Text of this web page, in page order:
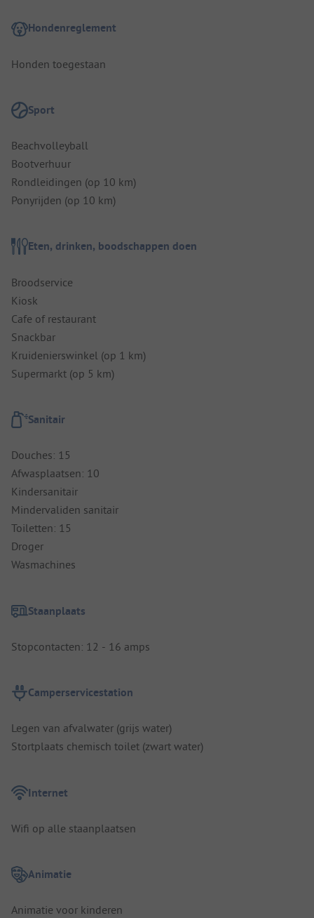
Hondenreglement
Honden toegestaan
Sport
Beachvolleyball
Bootverhuur
Rondleidingen (op 10 km)
Ponyrijden (op 10 km)
Eten, drinken, boodschappen doen
Broodservice
Kiosk
Cafe of restaurant
Snackbar
Kruidenierswinkel (op 1 km)
Supermarkt (op 5 km)
Sanitair
Douches: 15
Afwasplaatsen: 10
Kindersanitair
Mindervaliden sanitair
Toiletten: 15
Droger
Wasmachines
Staanplaats
Stopcontacten: 12 - 16 amps
Camperservicestation
Legen van afvalwater (grijs water)
Stortplaats chemisch toilet (zwart water)
Internet
Wifi op alle staanplaatsen
Animatie
Animatie voor kinderen